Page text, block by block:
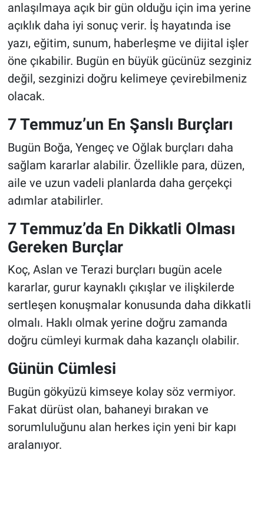
anlaşılmaya açık bir gün olduğu için ima yerine
açıklık daha iyi sonuç verir. İş hayatında ise
yazı, eğitim, sunum, haberleşme ve dijital işler
öne çıkabilir. Bugün en büyük gücünüz sezginiz
değil, sezginizi doğru kelimeye çevirebilmeniz
olacak.
7 Temmuz’un En Şanslı Burçları
Bugün Boğa, Yengeç ve Oğlak burçları daha
sağlam kararlar alabilir. Özellikle para, düzen,
aile ve uzun vadeli planlarda daha gerçekçi
adımlar atabilirler.
7 Temmuz’da En Dikkatli Olması
Gereken Burçlar
Koç, Aslan ve Terazi burçları bugün acele
kararlar, gurur kaynaklı çıkışlar ve ilişkilerde
sertleşen konuşmalar konusunda daha dikkatli
olmalı. Haklı olmak yerine doğru zamanda
doğru cümleyi kurmak daha kazançlı olabilir.
Günün Cümlesi
Bugün gökyüzü kimseye kolay söz vermiyor.
Fakat dürüst olan, bahaneyi bırakan ve
sorumluluğunu alan herkes için yeni bir kapı
aralanıyor.